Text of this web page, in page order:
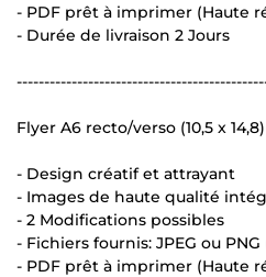
- PDF prêt à imprimer (Haute
- Durée de livraison 2 Jours
Flyer A6 recto/verso (10,5 x 14,8)
- Design créatif et attrayant
- Images de haute qualité
- 2 Modifications possibles
- Fichiers fournis: JPEG ou
- PDF prêt à imprimer (Haute